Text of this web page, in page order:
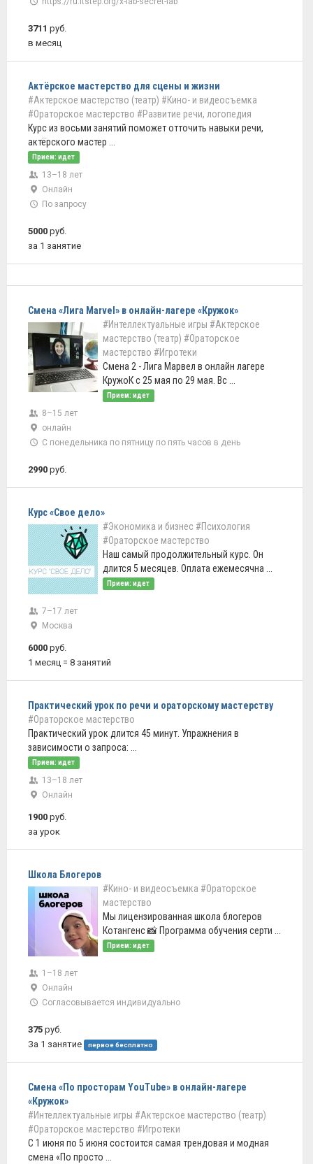
3711 руб.
в месяц
Актёрское мастерство для сцены и жизни
#Актерское мастерство (театр) #Кино- и видеосъемка
#Ораторское мастерство #Развитие речи, логопедия
Курс из восьми занятий поможет отточить навыки речи,
актёрского мастер ...
Прием: идет
13–18 лет
Онлайн
По запросу
5000 руб.
за 1 занятие
Смена «Лига Marvel» в онлайн-лагере «Кружок»
#Интеллектуальные игры #Актерское
мастерство (театр) #Ораторское
мастерство #Игротеки
Смена 2 - Лига Марвел в онлайн лагере
КружоК с 25 мая по 29 мая. Вс ...
Прием: идет
8–15 лет
онлайн
С понедельника по пятницу по пять часов в день
2990 руб.
Курс «Свое дело»
#Экономика и бизнес #Психология
#Ораторское мастерство
Наш самый продолжительный курс. Он
длится 5 месяцев. Оплата ежемесячна ...
Прием: идет
7–17 лет
Москва
6000 руб.
1 месяц = 8 занятий
Практический урок по речи и ораторскому мастерству
#Ораторское мастерство
Практический урок длится 45 минут. Упражнения в
зависимости о запроса: ...
Прием: идет
13–18 лет
Онлайн
1900 руб.
за урок
Школа Блогеров
#Кино- и видеосъемка #Ораторское
мастерство
Мы лицензированная школа блогеров
Котангенс 📸 Программа обучения серти ...
Прием: идет
1–18 лет
Онлайн
Согласовывается индивидуально
375 руб.
За 1 занятие
первое бесплатно
Смена «По просторам YouTube» в онлайн-лагере
«Кружок»
#Интеллектуальные игры #Актерское мастерство (театр)
#Ораторское мастерство #Игротеки
С 1 июня по 5 июня состоится самая трендовая и модная
смена «По просто ...